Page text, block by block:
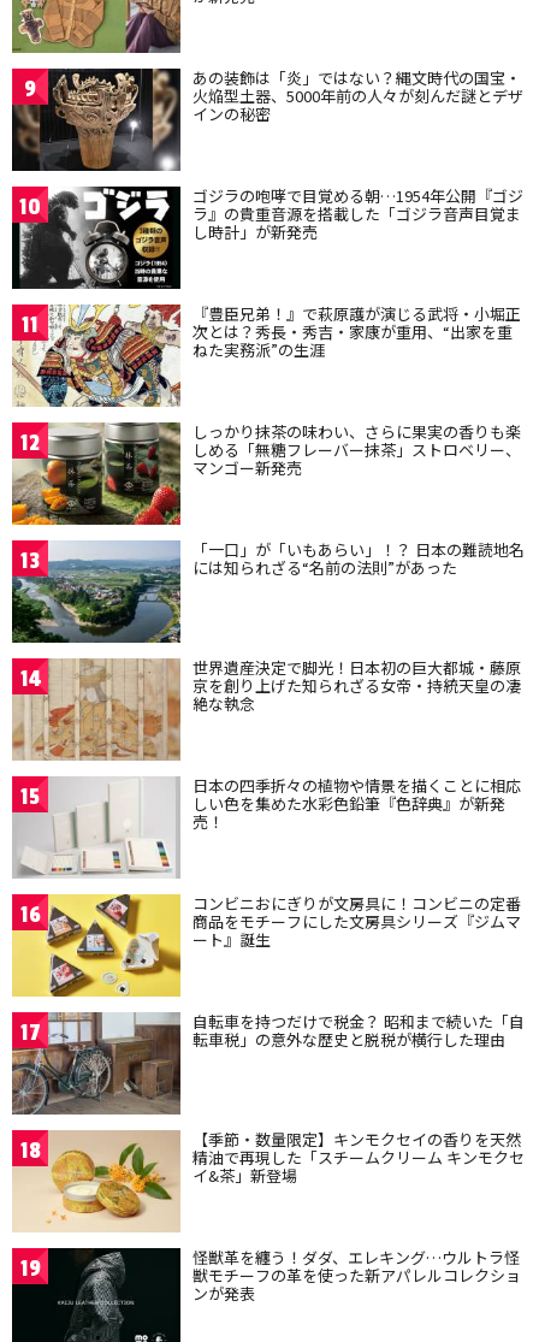
9 あの装飾は「炎」ではない？縄文時代の国宝・
火焔型土器、5000年前の人々が刻んだ謎とデザ
インの秘密
10 ゴジラの咆哮で目覚める朝…1954年公開『ゴジ
ラ』の貴重音源を搭載した「ゴジラ音声目覚ま
し時計」が新発売
11 『豊臣兄弟！』で萩原護が演じる武将・小堀正
次とは？秀長・秀吉・家康が重用、“出家を重
ねた実務派”の生涯
12 しっかり抹茶の味わい、さらに果実の香りも楽
しめる「無糖フレーバー抹茶」ストロベリー、
マンゴー新発売
13 「一口」が「いもあらい」！？ 日本の難読地名
には知られざる“名前の法則”があった
14 世界遺産決定で脚光！日本初の巨大都城・藤原
京を創り上げた知られざる女帝・持統天皇の凄
絶な執念
15 日本の四季折々の植物や情景を描くことに相応
しい色を集めた水彩色鉛筆『色辞典』が新発
売！
16 コンビニおにぎりが文房具に！コンビニの定番
商品をモチーフにした文房具シリーズ『ジムマ
ート』誕生
17 自転車を持つだけで税金？ 昭和まで続いた「自
転車税」の意外な歴史と脱税が横行した理由
18 【季節・数量限定】キンモクセイの香りを天然
精油で再現した「スチームクリーム キンモクセ
イ&茶」新登場
19 怪獣革を纏う！ダダ、エレキング…ウルトラ怪
獣モチーフの革を使った新アパレルコレクショ
ンが発表